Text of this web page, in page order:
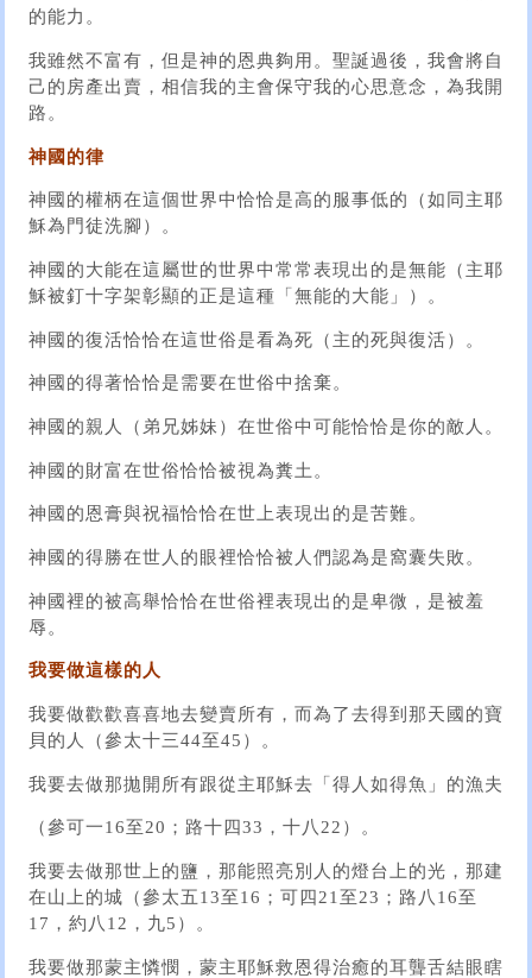
的能力。
我雖然不富有，但是神的恩典夠用。聖誕過後，我會將自
己的房產出賣，相信我的主會保守我的心思意念，為我開
路。
神國的律
神國的權柄在這個世界中恰恰是高的服事低的（如同主耶
穌為門徒洗腳）。
神國的大能在這屬世的世界中常常表現出的是無能（主耶
穌被釘十字架彰顯的正是這種「無能的大能」）。
神國的復活恰恰在這世俗是看為死（主的死與復活）。
神國的得著恰恰是需要在世俗中捨棄。
神國的親人（弟兄姊妹）在世俗中可能恰恰是你的敵人。
神國的財富在世俗恰恰被視為糞土。
神國的恩膏與祝福恰恰在世上表現出的是苦難。
神國的得勝在世人的眼裡恰恰被人們認為是窩囊失敗。
神國裡的被高舉恰恰在世俗裡表現出的是卑微，是被羞
辱。
我要做這樣的人
我要做歡歡喜喜地去變賣所有，而為了去得到那天國的寶
貝的人（參太十三44至45）。
我要去做那拋開所有跟從主耶穌去「得人如得魚」的漁夫
（參可一16至20；路十四33，十八22）。
我要去做那世上的鹽，那能照亮別人的燈台上的光，那建
在山上的城（參太五13至16；可四21至23；路八16至
17，約八12，九5）。
我要做那蒙主憐憫，蒙主耶穌救恩得治癒的耳聾舌結眼瞎